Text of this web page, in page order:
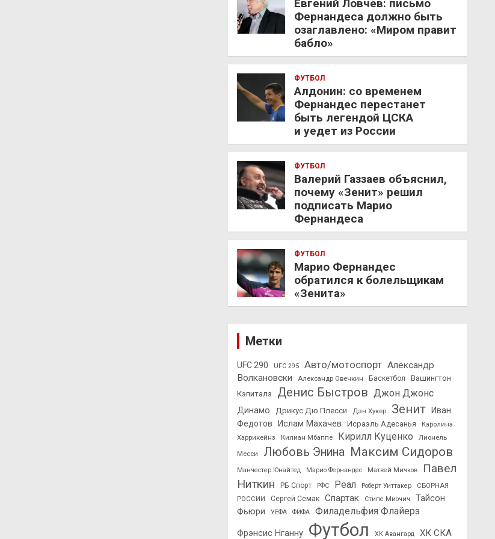
Евгений Ловчев: письмо
Фернандеса должно быть
озаглавлено: «Миром правит
бабло»
ФУТБОЛ
Алдонин: со временем
Фернандес перестанет
быть легендой ЦСКА
и уедет из России
ФУТБОЛ
Валерий Газзаев объяснил,
почему «Зенит» решил
подписать Марио
Фернандеса
ФУТБОЛ
Марио Фернандес
обратился к болельщикам
«Зенита»
Метки
UFC 290 UFC 295 Авто/мотоспорт Александр
Волкановски
Александр Овечкин Баскетбол
Вашингтон
Кэпиталз
Денис Быстров Джон Джонс
Динамо Дрикус Дю Плесси Дэн Хукер Зенит
Иван
Федотов
Ислам Махачев Исраэль Адесанья
Каролина
Харрикейнз
Килиан Мбаппе Кирилл Куценко
Лионель
Месси
Любовь Энина Максим Сидоров
Манчестер Юнайтед Марио Фернандес Матвей Мичков
Павел
Ниткин
РБ Спорт РФС Реал Роберт Уиттакер
СБОРНАЯ
РОССИИ
Сергей Семак Спартак Стипе Миочич
Тайсон
Фьюри
УЕФА ФИФА Филадельфия Флайерз
Фрэнсис Нганну Футбол ХК Авангард ХК СКА